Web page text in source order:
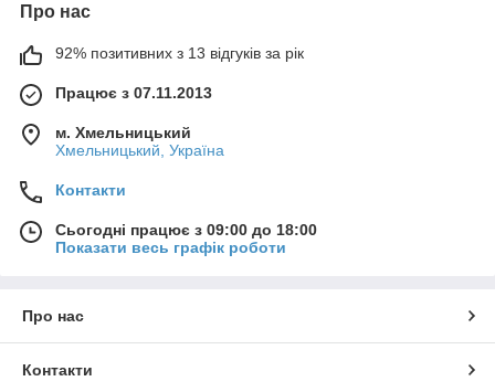
Про нас
92% позитивних з 13 відгуків за рік
Працює з 07.11.2013
м. Хмельницький
Хмельницький, Україна
Контакти
Сьогодні працює з 09:00 до 18:00
Показати весь графік роботи
Про нас
Контакти